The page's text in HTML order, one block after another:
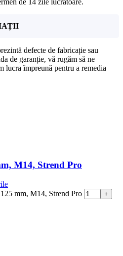
de 14 zile lucrătoare.
defecte de fabricație sau
de garanție, vă rugăm să ne
lucra împreună pentru a remedia
M14, Strend Pro
mm, M14, Strend Pro